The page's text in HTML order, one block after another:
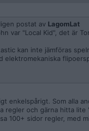
postat av LagomLat
var "Local Kid", det är
kan inte jämföras
elektromekaniska
enkelspårigt. Som alla
regler och gärna hitta
100+ sidor regler, med